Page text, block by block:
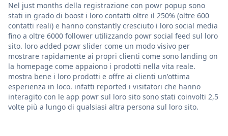
Nel just months della registrazione con powr popup sono
stati in grado di boost i loro contatti oltre il 250% (oltre 600
contatti reali) e hanno constantly cresciuto i loro social media
fino a oltre 6000 follower utilizzando powr social feed sul loro
sito. loro added powr slider come un modo visivo per
mostrare rapidamente ai propri clienti come sono landing on
la homepage come appaiono i prodotti nella vita reale.
mostra bene i loro prodotti e offre ai clienti un'ottima
esperienza in loco. infatti reported i visitatori che hanno
interagito con le app powr sul loro sito sono stati coinvolti 2,5
volte più a lungo di qualsiasi altra persona sul loro sito.